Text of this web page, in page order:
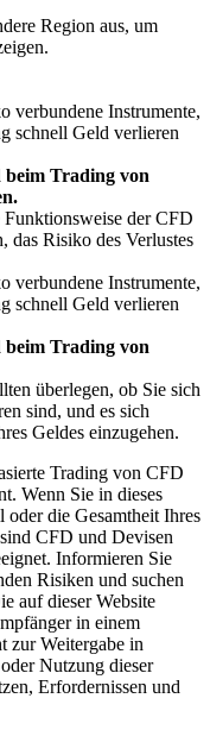
Region aus, um
verbundene Instrumente,
schnell Geld verlieren
Trading von
Funktionsweise der CFD
das Risiko des Verlustes
verbundene Instrumente,
schnell Geld verlieren
Trading von
überlegen, ob Sie sich
sind, und es sich
Geldes einzugehen.
Trading von CFD
Wenn Sie in dieses
die Gesamtheit Ihres
CFD und Devisen
Informieren Sie
Risiken und suchen
auf dieser Website
in einem
zur Weitergabe in
Nutzung dieser
Erfordernissen und